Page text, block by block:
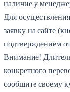
наличие у
Для
заявку на сайте
подтверждением
Внимание!
конкретного
сообщите своему